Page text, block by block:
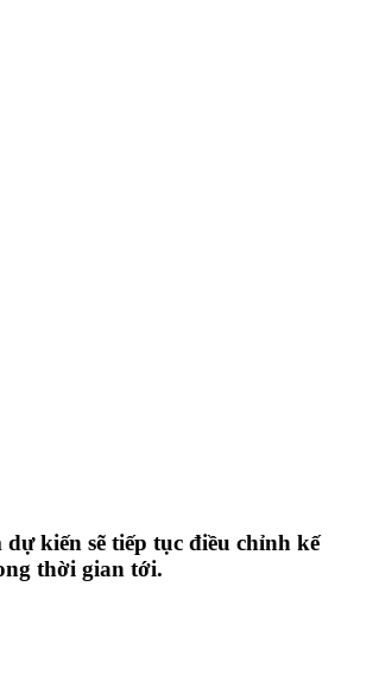
kiến sẽ tiếp tục điều chỉnh kế
thời gian tới.